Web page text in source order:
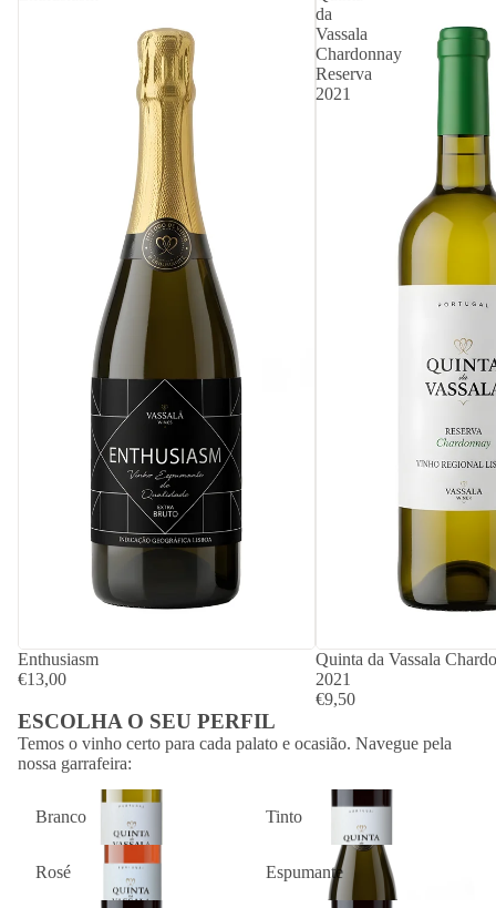
Enthusiasm
€13,00
da
Vassala
Chardonnay
Reserva
2021
Quinta da Vassala
2021
€9,50
ESCOLHA O SEU PERFIL
Temos o vinho certo para cada palato e ocasião. Navegue pela
nossa garrafeira:
Branco
Tinto
Rosé
Espumante